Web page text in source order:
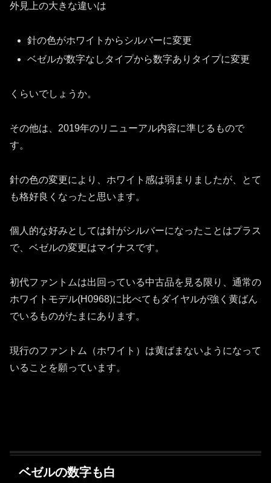
外見上の大きな違いは
針の色がホワイトからシルバーに変更
ベゼルが数字なしタイプから数字ありタイプに変更
くらいでしょうか。
その他は、2019年のリニューアル内容に準じるもので
す。
針の色の変更により、ホワイト感は弱まりましたが、とて
も格好良くなったと思います。
個人的な好みとしては針がシルバーになったことはプラス
で、ベゼルの変更はマイナスです。
初代ファントムは出回っている中古品を見る限り、通常の
ホワイトモデル(H0968)に比べてもダイヤルが強く黄ばん
でいるものがたまにあります。
現行のファントム（ホワイト）は黄ばまないようになって
いることを願っています。
ベゼルの数字も白